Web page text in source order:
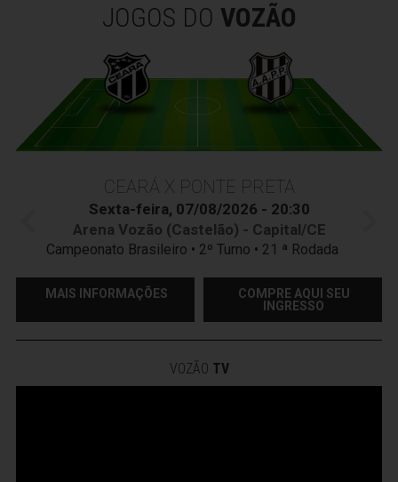
JOGOS DO VOZÃO
CEARÁ X PONTE PRETA
Sexta-feira, 07/08/2026 - 20:30
Arena Vozão (Castelão) - Capital/CE
Campeonato Brasileiro • 2º Turno • 21 ª Rodada
MAIS INFORMAÇÕES
COMPRE AQUI SEU
INGRESSO
VOZÃO TV